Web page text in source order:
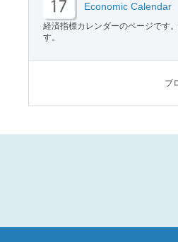
Economic Calendar
経済指標カレンダーのページです
す。
ブ